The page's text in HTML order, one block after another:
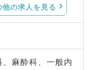
の求人を見る
麻酔科、一般内